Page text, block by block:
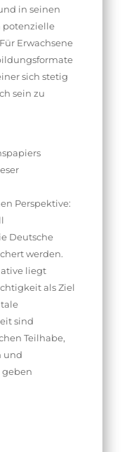
in seinen
potenzielle
Erwachsene
sich stetig
sein zu
Perspektive:
Deutsche
werden.
liegt
als Ziel
sind
Teilhabe,
und